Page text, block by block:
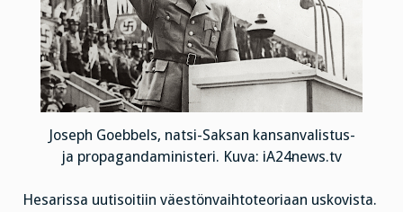
Joseph Goebbels, natsi-Saksan kansanvalistus-
ja propagandaministeri. Kuva: iA24news.tv
Hesarissa uutisoitiin väestönvaihtoteoriaan uskovista.